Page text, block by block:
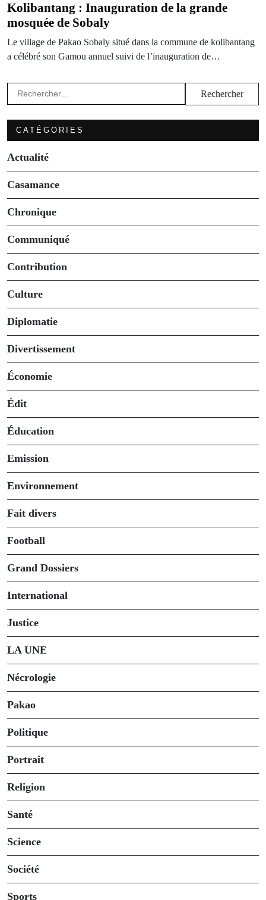
Kolibantang : Inauguration de la grande
mosquée de Sobaly
Le village de Pakao Sobaly situé dans la commune de kolibantang
a célébré son Gamou annuel suivi de l’inauguration de…
Rechercher :
CATÉGORIES
Actualité
Casamance
Chronique
Communiqué
Contribution
Culture
Diplomatie
Divertissement
Économie
Édit
Éducation
Emission
Environnement
Fait divers
Football
Grand Dossiers
International
Justice
LA UNE
Nécrologie
Pakao
Politique
Portrait
Religion
Santé
Science
Société
Sports